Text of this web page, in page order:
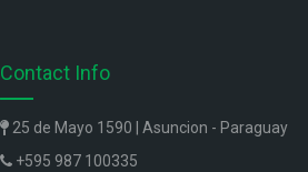
Contact Info
25 de Mayo 1590 | Asuncion - Paraguay
+595 987 100335